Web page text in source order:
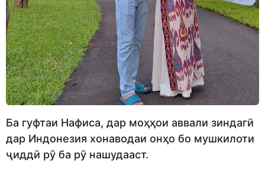
Ба гуфтаи Нафиса, дар моҳҳои аввали зиндагӣ
дар Индонезия хонаводаи онҳо бо мушкилоти
ҷиддӣ рӯ ба рӯ нашудааст.